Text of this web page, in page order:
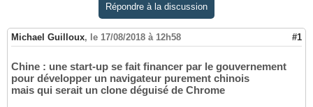
Répondre à la discussion
Michael Guilloux, le 17/08/2018 à 12h58 #1
Chine : une start-up se fait financer par le gouvernement
pour développer un navigateur purement chinois
mais qui serait un clone déguisé de Chrome